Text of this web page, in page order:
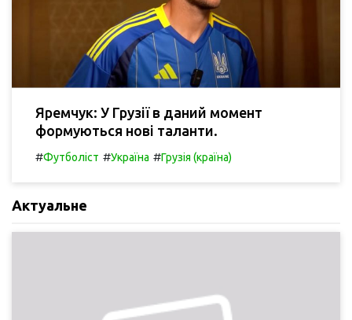
Яремчук: У Грузії в даний момент
формуються нові таланти.
#Футболіст #Україна #Грузія (країна)
Актуальне